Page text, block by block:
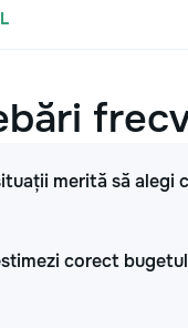
merită să alegi
corect